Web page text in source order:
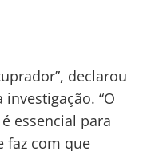
declarou
“O
essencial para
faz com que